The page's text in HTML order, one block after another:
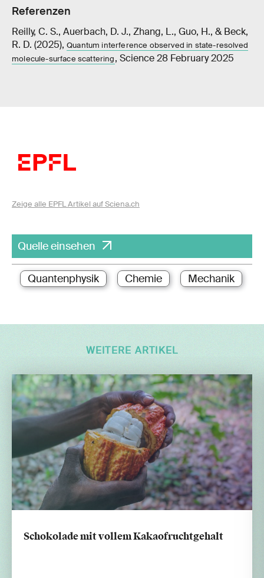
Referenzen
Reilly, C. S., Auerbach, D. J., Zhang, L., Guo, H., & Beck,
R. D. (2025), Quantum interference observed in state-resolved
molecule-surface scattering, Science 28 February 2025
Zeige alle EPFL Artikel auf Sciena.ch
Quelle einsehen
Quantenphysik Chemie Mechanik
WEITERE ARTIKEL
Schokolade mit vollem Kakaofruchtgehalt